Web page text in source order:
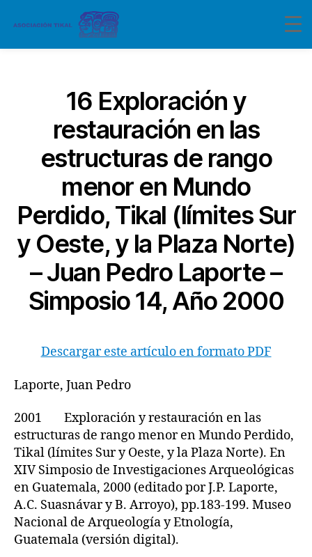
16 Exploración y
restauración en las
estructuras de rango
menor en Mundo
Perdido, Tikal (límites Sur
y Oeste, y la Plaza Norte)
– Juan Pedro Laporte –
Simposio 14, Año 2000
Descargar este artículo en formato PDF
Laporte, Juan Pedro
2001 Exploración y restauración en las
estructuras de rango menor en Mundo Perdido,
Tikal (límites Sur y Oeste, y la Plaza Norte). En
XIV Simposio de Investigaciones Arqueológicas
en Guatemala, 2000 (editado por J.P. Laporte,
A.C. Suasnávar y B. Arroyo), pp.183-199. Museo
Nacional de Arqueología y Etnología,
Guatemala (versión digital).